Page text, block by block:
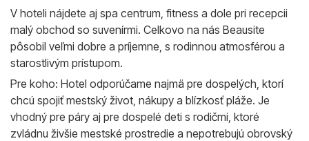
V hoteli nájdete aj spa centrum, fitness a dole pri recepcii
malý obchod so suvenírmi. Celkovo na nás Beausite
pôsobil veľmi dobre a príjemne, s rodinnou atmosférou a
starostlivým prístupom.
Pre koho: Hotel odporúčame najmä pre dospelých, ktorí
chcú spojiť mestský život, nákupy a blízkosť pláže. Je
vhodný pre páry aj pre dospelé deti s rodičmi, ktoré
zvládnu živšie mestské prostredie a nepotrebujú obrovský